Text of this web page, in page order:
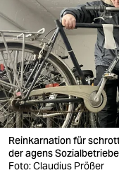
nord
wahrheit
verlag
verlag
veranstaltungen
shop
Reinkarnation für
der agens Sozialbetriebe
Foto: Claudius Prößer